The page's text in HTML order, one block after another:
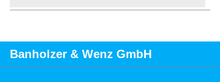
Banholzer & Wenz GmbH